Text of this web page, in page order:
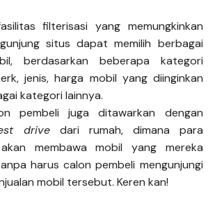
filterisasi yang memungkinkan
situs dapat memilih berbagai
berdasarkan beberapa kategori
jenis, harga mobil yang diinginkan
kategori lainnya.
pembeli juga ditawarkan dengan
drive dari rumah, dimana para
membawa mobil yang mereka
harus calon pembeli mengunjungi
mobil tersebut. Keren kan!